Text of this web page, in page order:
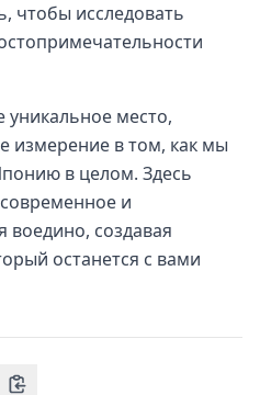
чтобы исследовать
уникальное место,
измерение в том, как мы
в целом. Здесь
и
воедино, создавая
останется с вами